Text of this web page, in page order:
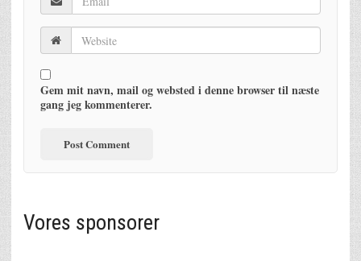
Gem mit navn, mail og websted i denne browser til næste
gang jeg kommenterer.
Vores sponsorer